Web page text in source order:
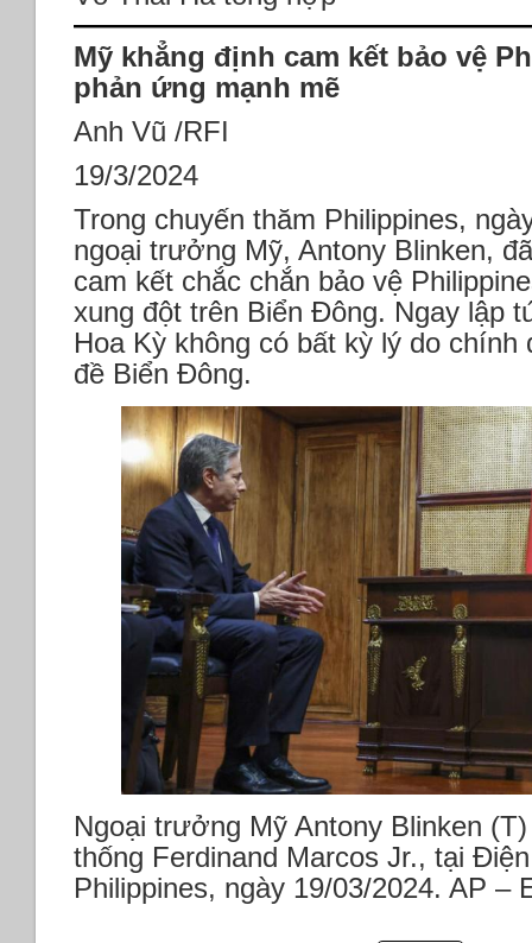
các
căn
cứ
TQ
TQ
*Quốc
hội
Mỹ
và
UNRWA
*Đức
viện
cho
Ukraine
*Evergrande
bị
*Copilot
và
GPT-
4
Turbo
*Melania
Trump
bầu
cử
2024
Mỹ khẳng định cam kết bảo vệ
phản ứng mạnh mẽ
Anh Vũ /RFI
19/3/2024
Trong chuyến thăm Philippines,
ngoại trưởng Mỹ, Antony Blinken,
cam kết chắc chắn bảo vệ
xung đột trên Biển Đông. Ngay lập
Hoa Kỳ không có bất kỳ lý do
đề Biển Đông.
Ngoại trưởng Mỹ Antony Blinken
thống Ferdinand Marcos Jr., tại
Philippines, ngày 19/03/2024. AP –